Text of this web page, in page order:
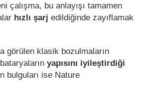
çalışma, bu anlayışı tamamen
hızlı şarj edildiğinde zayıflamak
görülen klasik bozulmaların
yapısını iyileştirdiği
bulguları ise Nature